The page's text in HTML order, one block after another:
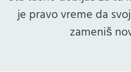
je pravo vreme da
zameniš